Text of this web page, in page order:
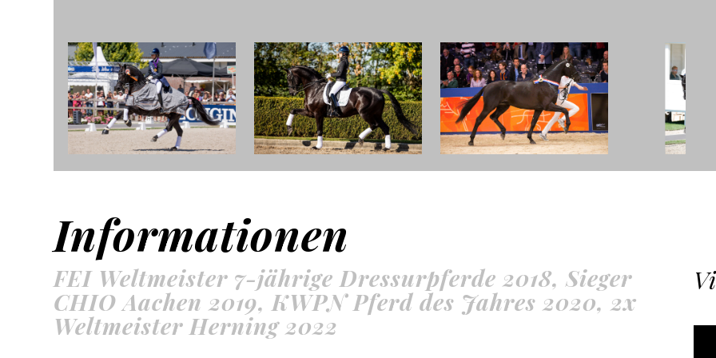
Informationen
FEI Weltmeister 7-jährige Dressurpferde 2018, Sieger
CHIO Aachen 2019, KWPN Pferd des Jahres 2020, 2x
Weltmeister Herning 2022